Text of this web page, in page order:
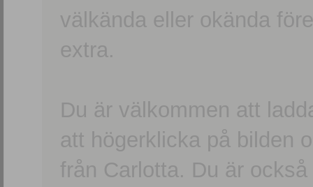
välkända eller okända
extra.
Du är välkommen att
att högerklicka på bilden
från Carlotta. Du är